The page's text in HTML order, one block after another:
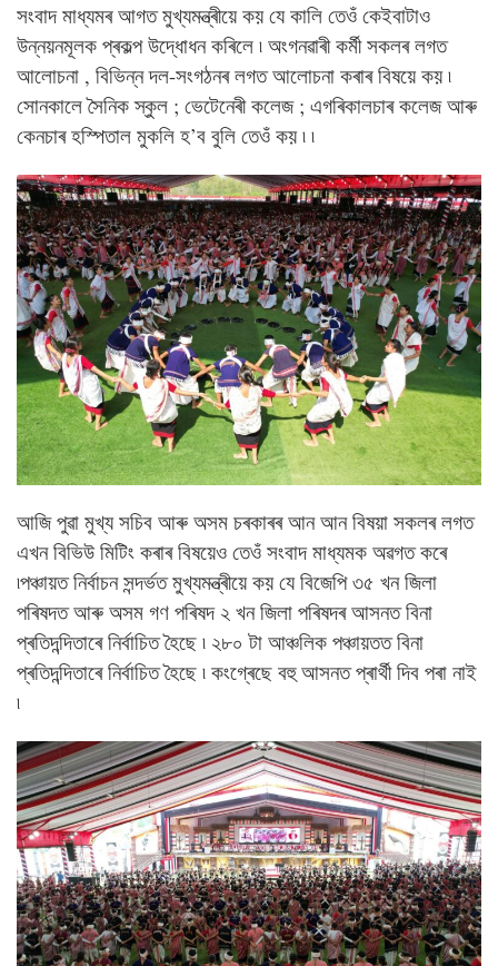
সংবাদ মাধ্যমৰ আগত মুখ্যমন্ত্ৰীয়ে কয় যে কালি তেওঁ কেইবাটাও
উন্নয়নমূলক প্ৰকল্প উদ্ধোধন কৰিলে ৷ অংগনৱাৰী কৰ্মী সকলৰ লগত
আলোচনা , বিভিন্ন দল-সংগঠনৰ লগত আলোচনা কৰাৰ বিষয়ে কয় ৷
সোনকালে সৈনিক স্কুল ; ভেটেনেৰী কলেজ ; এগৰিকালচাৰ কলেজ আৰু
কেনচাৰ হস্পিতাল মুকলি হ’ব বুলি তেওঁ কয় ৷ ৷
আজি পুৱা মুখ্য সচিব আৰু অসম চৰকাৰৰ আন আন বিষয়া সকলৰ লগত
এখন বিভিউ মিটিং কৰাৰ বিষয়েও তেওঁ সংবাদ মাধ্যমক অৱগত কৰে
৷পঞ্চায়ত নিৰ্বাচন সন্দৰ্ভত মুখ্যমন্ত্ৰীয়ে কয় যে বিজেপি ৩৫ খন জিলা
পৰিষদত আৰু অসম গণ পৰিষদ ২ খন জিলা পৰিষদৰ আসনত বিনা
প্ৰতিদন্দিতাৰে নিৰ্বাচিত হৈছে ৷ ২৮০ টা আঞ্চলিক পঞ্চায়তত বিনা
প্ৰতিদন্দিতাৰে নিৰ্বাচিত হৈছে ৷ কংগ্ৰেছে বহু আসনত প্ৰাৰ্থী দিব পৰা নাই
৷